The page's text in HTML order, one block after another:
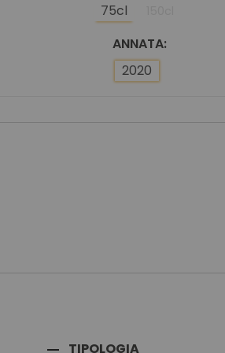
75cl
ANNATA
2020
TIPOLOGIA